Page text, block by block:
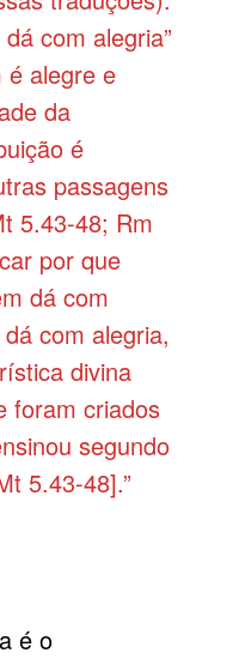
com alegria”
é alegre e
da
é
passagens
5.43-48; Rm
por que
dá com
com alegria,
divina
foram criados
segundo
5.43-48].”
é o